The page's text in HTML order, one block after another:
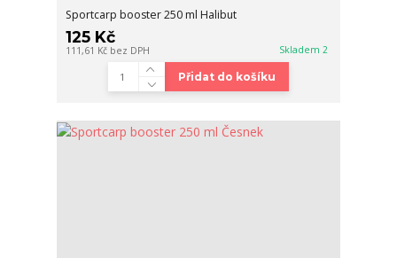
Sportcarp booster 250 ml Halibut
125 Kč
111,61 Kč bez DPH Skladem 2
Přidat do košíku